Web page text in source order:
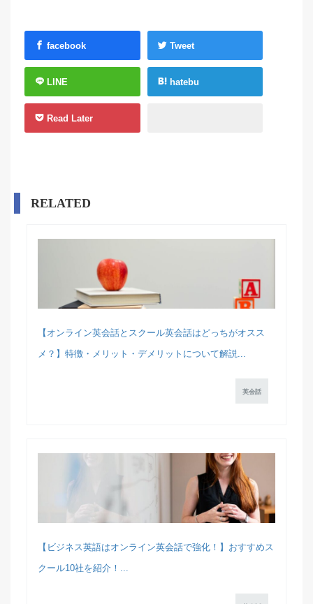
facebook Tweet
LINE hatebu
Read Later
RELATED
【オンライン英会話とスクール英会話はどっちがオスス
メ？】特徴・メリット・デメリットについて解説...
英会話
【ビジネス英語はオンライン英会話で強化！】おすすめス
クール10社を紹介！...